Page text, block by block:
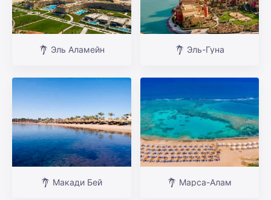
Эль Аламейн Эль-Гуна
Макади Бей Марса-Алам